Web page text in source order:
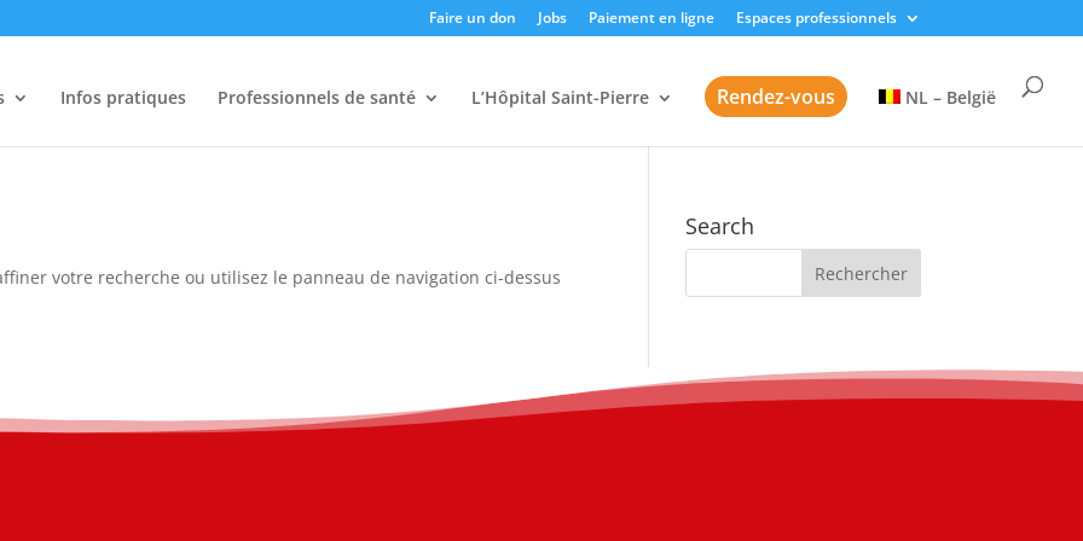
Faire un don Jobs Paiement en ligne Espaces professionnels
Infos pratiques Professionnels de santé L’Hôpital Saint-Pierre Rendez-vous NL – België
votre recherche ou utilisez le panneau de navigation ci-dessus
Search